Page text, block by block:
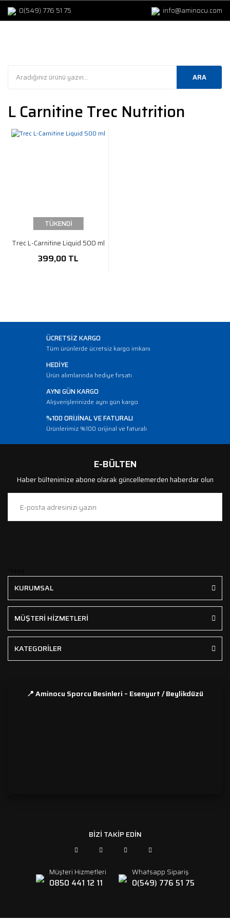
0(549) 776 51 75 info@aminocu.com
ARA
L Carnitine Trec Nutrition
TÜKENDİ
Trec L-Carnitine Liquid 500 ml
399,00 TL
ÜCRETSİZ KARGO
Tüm ürünlerde ücretsiz kargo imkanı
HEDİYE
Ürün alımlarında hediye fırsatı
AYNI GÜN KARGO
Alışverişlerinizde aynı gün kargo
%100 ORİJİNAL VE FATURALI
Ürünlerimiz %100 orijinal ve faturalı
E-BÜLTEN
Haber bültenimize abone olarak güncellemerden haberdar olun
KURUMSAL
MÜŞTERİ HİZMETLERİ
KATEGORİLER
📍 Aminocu Sporcu Besinleri – Esenyurt / Beylikdüzü
BİZİ TAKİP EDİN
Müşteri Hizmetleri
0850 441 12 11
Whatsapp Sipariş
0(549) 776 51 75